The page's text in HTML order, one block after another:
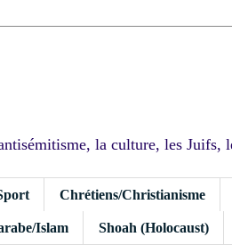
la culture, les
Chrétiens/Christianisme
Islam Shoah (Holocaust)